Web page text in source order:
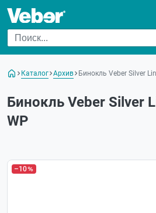
Каталог Архив Бинокль Veber Silver
Бинокль Veber Silver
WP
–10